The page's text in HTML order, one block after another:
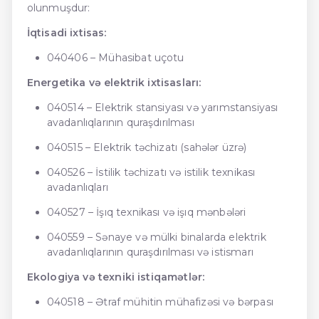
olunmuşdur:
İqtisadi ixtisas:
040406 – Mühasibat uçotu
Energetika və elektrik ixtisasları:
040514 – Elektrik stansiyası və yarımstansiyası
avadanlıqlarının quraşdırılması
040515 – Elektrik təchizatı (sahələr üzrə)
040526 – İstilik təchizatı və istilik texnikası
avadanlıqları
040527 – İşıq texnikası və işıq mənbələri
040559 – Sənaye və mülki binalarda elektrik
avadanlıqlarının quraşdırılması və istismarı
Ekologiya və texniki istiqamətlər:
040518 – Ətraf mühitin mühafizəsi və bərpası